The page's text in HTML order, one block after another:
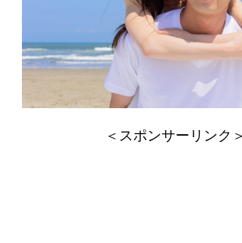
＜スポンサーリンク＞